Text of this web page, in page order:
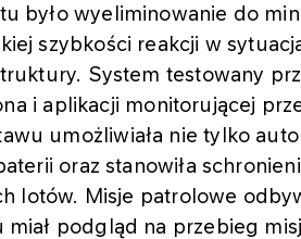
było wyeliminowanie do
szybkości reakcji w
System testowany
i aplikacji monitorującej
umożliwiała nie tylko
oraz stanowiła
lotów. Misje patrolowe
podgląd na przebieg